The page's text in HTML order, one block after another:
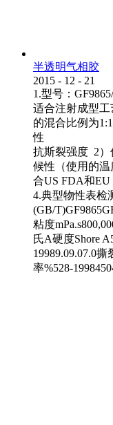
半透明气相胶
2015 - 12 - 21
1.型号：
适合注射成型
的混合比例为
性 1）
抗斯裂强度 2
候性（使用的
合US FDA和
4.典型物性表检
(GB/
粘度
氏A硬度Shore
19989.09.07.0
率%528-